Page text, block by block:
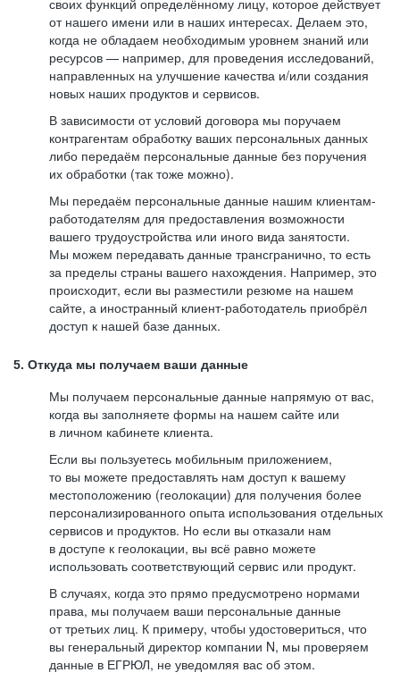
своих функций определённому лицу, которое действует
от нашего имени или в наших интересах. Делаем это,
когда не обладаем необходимым уровнем знаний или
ресурсов — например, для проведения исследований,
направленных на улучшение качества и/или создания
новых наших продуктов и сервисов.
В зависимости от условий договора мы поручаем
контрагентам обработку ваших персональных данных
либо передаём персональные данные без поручения
их обработки (так тоже можно).
Мы передаём персональные данные нашим клиентам-
работодателям для предоставления возможности
вашего трудоустройства или иного вида занятости.
Мы можем передавать данные трансгранично, то есть
за пределы страны вашего нахождения. Например, это
происходит, если вы разместили резюме на нашем
сайте, а иностранный клиент-работодатель приобрёл
доступ к нашей базе данных.
5. Откуда мы получаем ваши данные
Мы получаем персональные данные напрямую от вас,
когда вы заполняете формы на нашем сайте или
в личном кабинете клиента.
Если вы пользуетесь мобильным приложением,
то вы можете предоставлять нам доступ к вашему
местоположению (геолокации) для получения более
персонализированного опыта использования отдельных
сервисов и продуктов. Но если вы отказали нам
в доступе к геолокации, вы всё равно можете
использовать соответствующий сервис или продукт.
В случаях, когда это прямо предусмотрено нормами
права, мы получаем ваши персональные данные
от третьих лиц. К примеру, чтобы удостовериться, что
вы генеральный директор компании N, мы проверяем
данные в ЕГРЮЛ, не уведомляя вас об этом.